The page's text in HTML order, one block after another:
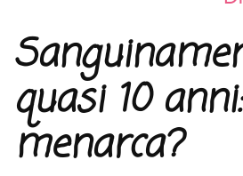
quasi 10
menarca?